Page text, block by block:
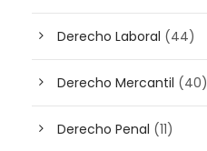
Derecho Laboral (44)
Derecho Mercantil (40)
Derecho Penal (11)